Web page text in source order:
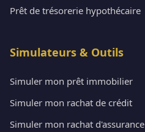
Prêt de trésorerie hypothécaire
Simulateurs & Outils
Simuler mon prêt immobilier
Simuler mon rachat de crédit
Simuler mon rachat d'assurance